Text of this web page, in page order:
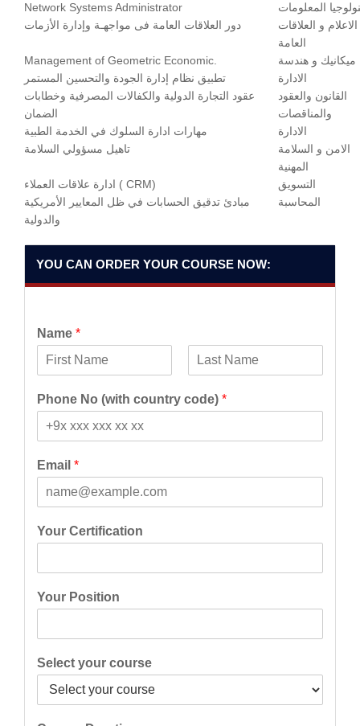
Network Systems Administrator
المعلومات
دور العلاقات العامة فى مواجهـة وإدارة الأزمات
الاعلام و العلاقات
العامة
Management of Geometric Economic.
ميكانيك و هندسة
تطبیق نظام إدارة الجودة والتحسین المستمر
الادارة
عقود التجارة الدولية والكفالات المصرفية وخطابات
الضمان
القانون والعقود
والمناقصات
مهارات ادارة السلوك في الخدمة الطبية
الادارة
تاهيل مسؤولي السلامة
الامن و السلامة
المهنية
ادارة علاقات العملاء ( CRM)
التسويق
مبادئ تدقيق الحسابات في ظل المعايير الأمريكية
والدولية
المحاسبة
YOU CAN ORDER YOUR COURSE NOW:
Name *
i
r
a
s
Phone No (with country code) *
Email *
Your Certification
Your Position
Select your course